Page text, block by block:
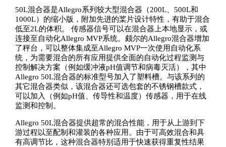
50L混合器是Allegro系列较大型混合器（200L、500L和
1000L）的缩小版，附加先进的桨片设计特性，有助于混合
低至2L的体积。 传感器信号可以在混合器上本地显示，或
连接至自动化Allegro MVP系统。颇尔的Allegro混合器增加
了秤台，可以整体集成至Allegro MVP一次使用自动化系
统，为需要混合的所有应用提供全面的自动化过程监测与
控制解决方案（例如缓冲液pH值调节和病毒灭活），其中
Allegro 50L混合器的标准型号加入了塑料槽。与该系列的
其它混合器类似，该混合器还可选包套的不锈钢槽款式，
可以加入（例如pH值、传导性和温度）传感器，用于在线
监测和控制。
Allegro 50L混合器提供超常的混合性能，用于从上游到下
游过程以至配制和灌装的各种应用。由于可高效混合和具
有高调节比，这种混合器特别适用于快速获得重复性结果